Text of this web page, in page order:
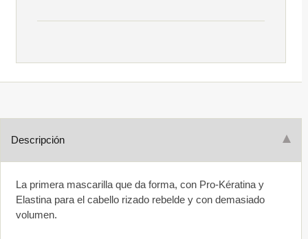
Descripción
La primera mascarilla que da forma, con Pro-Kératina y
Elastina para el cabello rizado rebelde y con demasiado
volumen.